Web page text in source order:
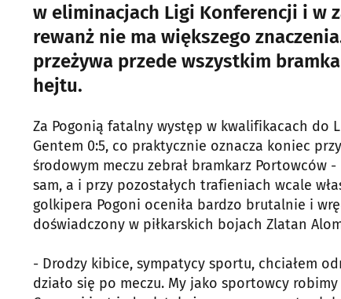
w eliminacjach Ligi Konferencji i w
rewanż nie ma większego
przeżywa przede wszystkim
hejtu.
Za Pogonią fatalny występ w kwalifikacach do
Gentem 0:5, co praktycznie oznacza koniec
środowym meczu zebrał bramkarz Portowców
sam, a i przy pozostałych trafieniach wcale
golkipera Pogoni oceniła bardzo brutalnie i
doświadczony w piłkarskich bojach Zlatan
- Drodzy kibice, sympatycy sportu, chciałem
działo się po meczu. My jako sportowcy